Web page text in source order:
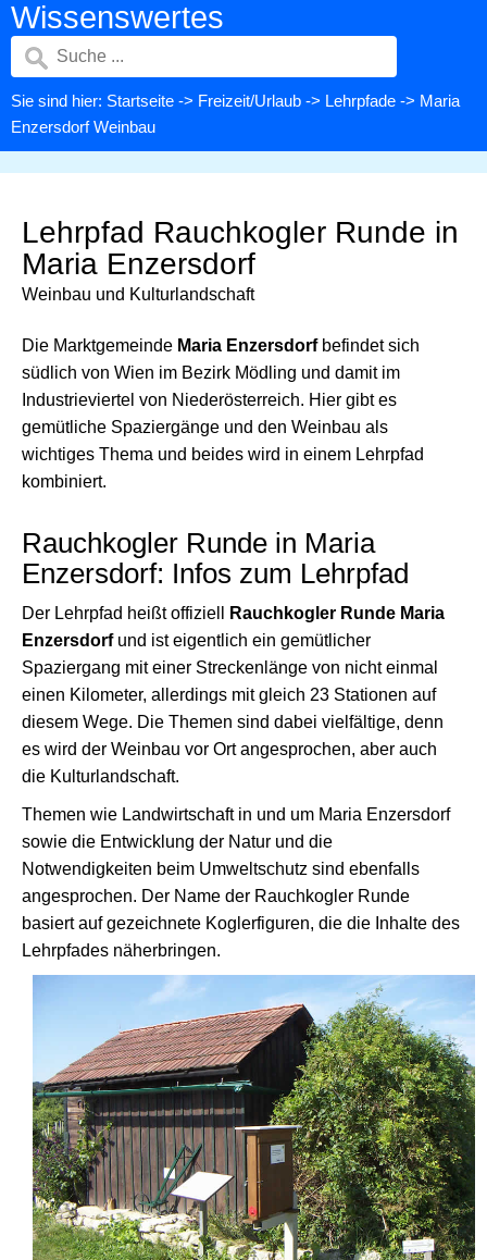
Wissenswertes
Sie sind hier: Startseite -> Freizeit/Urlaub -> Lehrpfade -> Maria
Enzersdorf Weinbau
Lehrpfad Rauchkogler Runde in
Maria Enzersdorf
Weinbau und Kulturlandschaft
Die Marktgemeinde Maria Enzersdorfbefindet sich
südlich von Wien im Bezirk Mödling und damit im
Industrieviertel von Niederösterreich. Hier gibt es
gemütliche Spaziergänge und den Weinbau als
wichtiges Thema und beides wird in einem Lehrpfad
kombiniert.
Rauchkogler Runde in Maria
Enzersdorf: Infos zum Lehrpfad
Der Lehrpfad heißt offiziell
Rauchkogler Runde Maria
Enzersdorfund ist eigentlich ein gemütlicher
Spaziergang mit einer Streckenlänge von nicht einmal
einen Kilometer, allerdings mit gleich 23 Stationen auf
diesem Wege. Die Themen sind dabei vielfältige, denn
es wird der Weinbau vor Ort angesprochen, aber auch
die Kulturlandschaft.
Themen wie Landwirtschaft in und um Maria Enzersdorf
sowie die Entwicklung der Natur und die
Notwendigkeiten beim Umweltschutz sind ebenfalls
angesprochen. Der Name der Rauchkogler Runde
basiert auf gezeichnete Koglerfiguren, die die Inhalte des
Lehrpfades näherbringen.